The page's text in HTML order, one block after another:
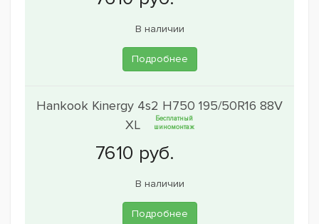
В наличии
Подробнее
Hankook Kinergy 4s2 H750 195/50R16 88V
XL
Бесплатный
шиномонтаж
В наличии
Подробнее